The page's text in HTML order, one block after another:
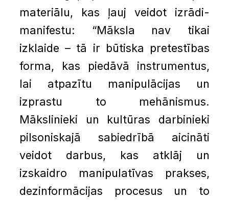
materiālu, kas ļauj veidot izrādi-
manifestu: “Māksla nav tikai
izklaide – tā ir būtiska pretestības
forma, kas piedāvā instrumentus,
lai atpazītu manipulācijas un
izprastu to mehānismus.
Mākslinieki un kultūras darbinieki
pilsoniskajā sabiedrībā aicināti
veidot darbus, kas atklāj un
izskaidro manipulatīvas prakses,
dezinformācijas procesus un to